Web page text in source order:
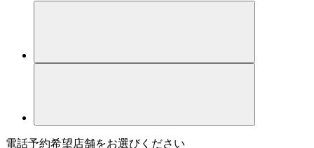
電話予約希望店舗をお選びください